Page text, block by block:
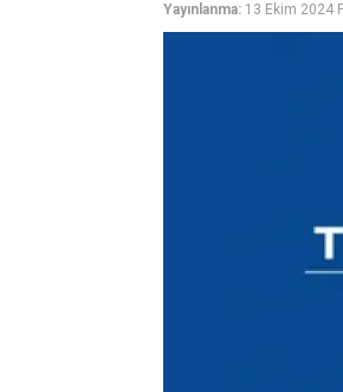
Yayınlanma: 13 Ekim 2024